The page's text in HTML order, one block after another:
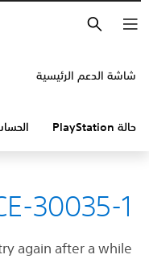
شاشة الدعم الرئيسية
حالة PlayStation
30035-1
again after a while.